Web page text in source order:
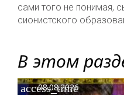
сами того не понимая,
сионистского
В этом
access_time
08.08.2026